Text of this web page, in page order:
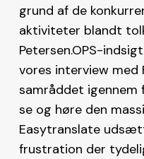
grund af de
aktiviteter blandt
Petersen.OPS-
vores interview med
samråddet igennem
se og høre den
Easytranslate
frustration der